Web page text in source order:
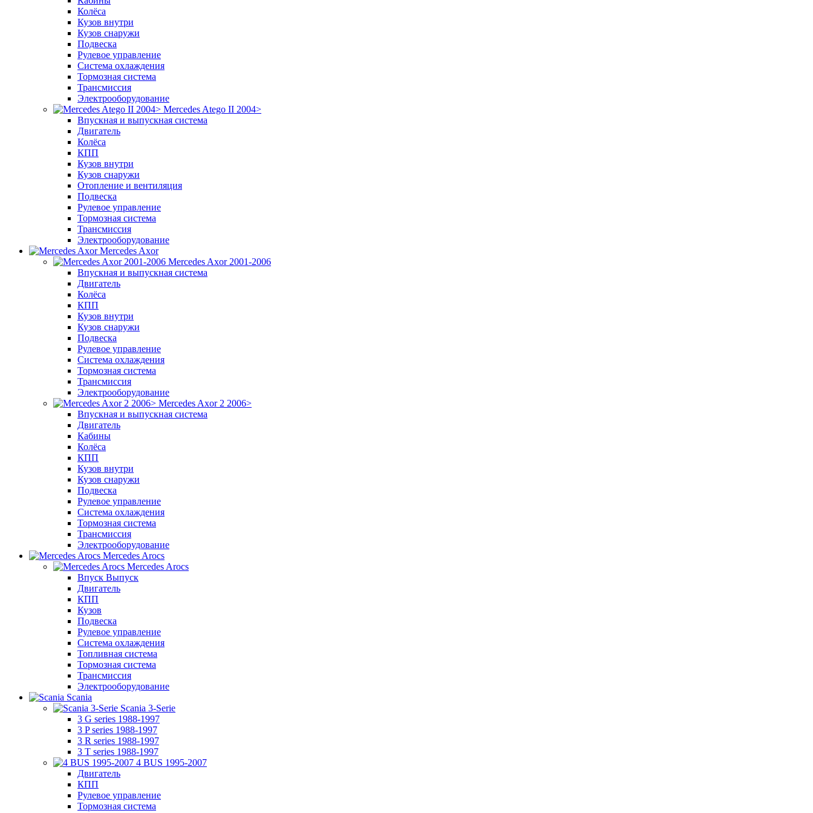
Колёса
Кузов внутри
Кузов снаружи
Подвеска
Рулевое управление
Система охлаждения
Тормозная система
Трансмиссия
Электрооборудование
Mercedes Atego II 2004>
Впускная и выпускная система
Двигатель
Колёса
КПП
Кузов внутри
Кузов снаружи
Отопление и вентиляция
Подвеска
Рулевое управление
Тормозная система
Трансмиссия
Электрооборудование
Mercedes Axor
Mercedes Axor 2001-2006
Впускная и выпускная система
Двигатель
Колёса
КПП
Кузов внутри
Кузов снаружи
Подвеска
Рулевое управление
Система охлаждения
Тормозная система
Трансмиссия
Электрооборудование
Mercedes Axor 2 2006>
Впускная и выпускная система
Двигатель
Кабины
Колёса
КПП
Кузов внутри
Кузов снаружи
Подвеска
Рулевое управление
Система охлаждения
Тормозная система
Трансмиссия
Электрооборудование
Mercedes Arocs
Mercedes Arocs
Впуск Выпуск
Двигатель
КПП
Кузов
Подвеска
Рулевое управление
Система охлаждения
Топливная система
Тормозная система
Трансмиссия
Электрооборудование
Scania
Scania 3-Serie
3 G series 1988-1997
3 P series 1988-1997
3 R series 1988-1997
3 T series 1988-1997
4 BUS 1995-2007
Двигатель
КПП
Рулевое управление
Тормозная система